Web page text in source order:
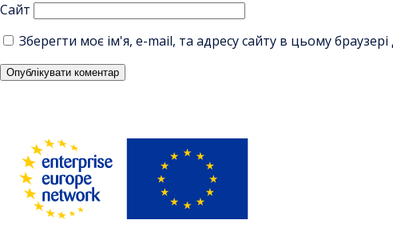
Сайт
Зберегти моє ім'я, e-mail, та адресу сайту в цьому